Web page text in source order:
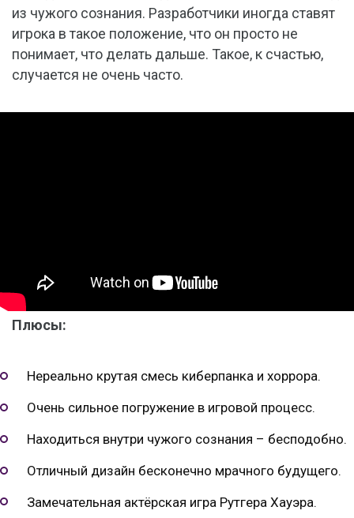
из чужого сознания. Разработчики иногда ставят
игрока в такое положение, что он просто не
понимает, что делать дальше. Такое, к счастью,
случается не очень часто.
Плюсы:
Нереально крутая смесь киберпанка и хоррора.
Очень сильное погружение в игровой процесс.
Находиться внутри чужого сознания – бесподобно.
Отличный дизайн бесконечно мрачного будущего.
Замечательная актёрская игра Рутгера Хауэра.